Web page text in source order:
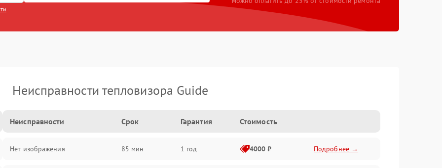
Неисправности тепловизора Guide
Неисправности Срок Гарантия Стоимость
Нет изображения 85 мин 1 год 4000 ₽ Подробнее →